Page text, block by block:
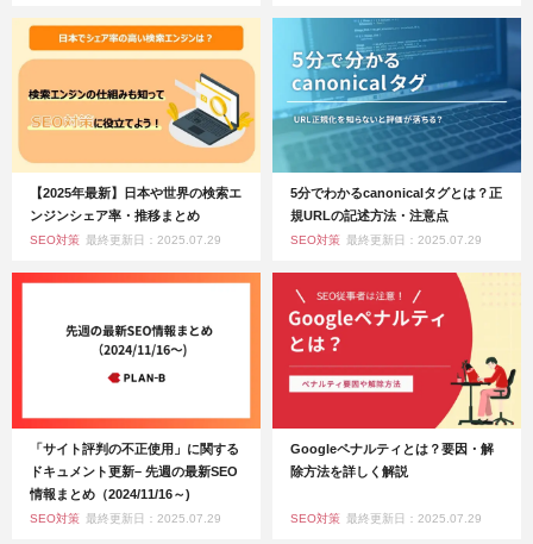
【2025年最新】日本や世界の検索エ
ンジンシェア率・推移まとめ
SEO対策 最終更新日：2025.07.29
5分でわかるcanonicalタグとは？正
規URLの記述方法・注意点
SEO対策 最終更新日：2025.07.29
「サイト評判の不正使用」に関する
ドキュメント更新– 先週の最新SEO
情報まとめ（2024/11/16～)
SEO対策 最終更新日：2025.07.29
Googleペナルティとは？要因・解
除方法を詳しく解説
SEO対策 最終更新日：2025.07.29